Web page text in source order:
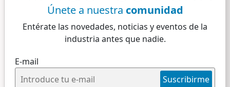
Únete a nuestra comunidad
Entérate las novedades, noticias y eventos de la
industria antes que nadie.
E-mail
Suscribirme
Tecnología de Granjas
8 min de lectura